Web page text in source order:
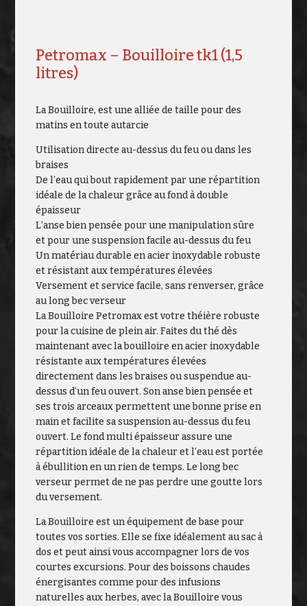
Petromax – Bouilloire tk1 (1,5
litres)
La Bouilloire, est une alliée de taille pour des
matins en toute autarcie
Utilisation directe au-dessus du feu ou dans les
braises
De l’eau qui bout rapidement par une répartition
idéale de la chaleur grâce au fond à double
épaisseur
L’anse bien pensée pour une manipulation sûre
et pour une suspension facile au-dessus du feu
Un matériau durable en acier inoxydable robuste
et résistant aux températures élevées
Versement et service facile, sans renverser, grâce
au long bec verseur
La Bouilloire Petromax est votre théière robuste
pour la cuisine de plein air. Faites du thé dès
maintenant avec la bouilloire en acier inoxydable
résistante aux températures élevées
directement dans les braises ou suspendue au-
dessus d’un feu ouvert. Son anse bien pensée et
ses trois arceaux permettent une bonne prise en
main et facilite sa suspension au-dessus du feu
ouvert. Le fond multi épaisseur assure une
répartition idéale de la chaleur et l’eau est portée
à ébullition en un rien de temps. Le long bec
verseur permet de ne pas perdre une goutte lors
du versement.
La Bouilloire est un équipement de base pour
toutes vos sorties. Elle se fixe idéalement au sac à
dos et peut ainsi vous accompagner lors de vos
courtes excursions. Pour des boissons chaudes
énergisantes comme pour des infusions
naturelles aux herbes, avec la Bouilloire vous